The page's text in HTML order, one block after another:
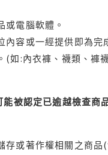
或電腦軟體。
內容或一經提供即為
(如:內衣褲、襪類、褲
被認定已逾越檢查
存或著作權相關之商